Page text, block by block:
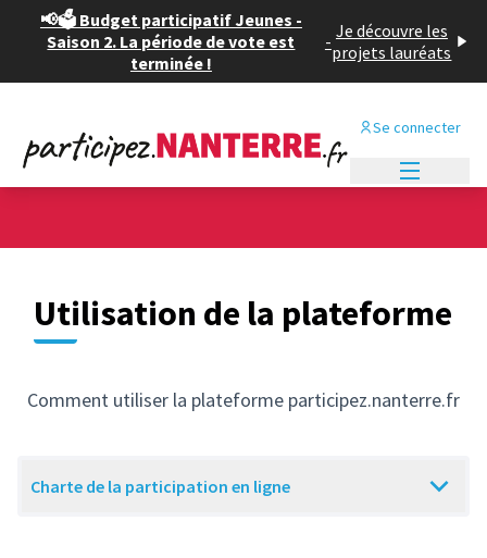
📢🗳️ Budget participatif Jeunes -
Saison 2. La période de vote est
terminée !
- Je découvre les
projets lauréats
Se connecter
Utilisation de la plateforme
Comment utiliser la plateforme participez.nanterre.fr
Charte de la participation en ligne